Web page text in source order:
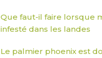
Que faut-il faire lorsque
infesté dans les landes
Le palmier phoenix est